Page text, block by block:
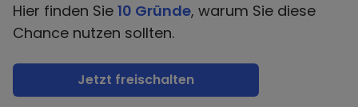
Hier finden Sie 10 Gründe, warum Sie diese
Chance nutzen sollten.
Jetzt freischalten